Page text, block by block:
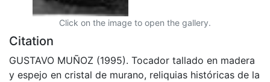
Click on the image to open the gallery.
Citation
GUSTAVO MUÑOZ (1995). Tocador tallado en madera
y espejo en cristal de murano, reliquias históricas de la